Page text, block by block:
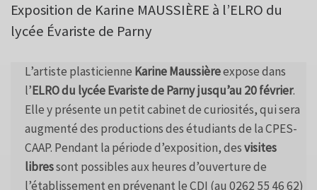
Exposition de Karine MAUSSIÈRE à l’ELRO du
lycée Évariste de Parny
L’artiste plasticienne Karine Maussièreexpose dans
l’ELRO du lycée Evariste de Parny jusqu’au 20 février.
Elle y présente un petit cabinet de curiosités, qui sera
augmenté des productions des étudiants de la CPES-
CAAP. Pendant la période d’exposition, desvisites
libressont possibles aux heures d’ouverture de
l’établissement en prévenant le CDI (au 0262 55 46 62)